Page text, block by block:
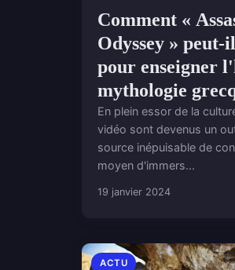
Comment «
Odyssey »
pour enseigner
mythologie
En plein essor de la
vidéo sont devenus un
source inépuisable de
moyen d'immers...
19 janvier 2024
ACTU